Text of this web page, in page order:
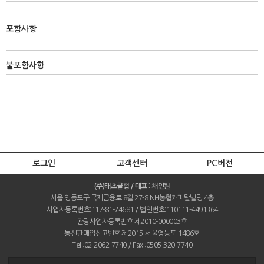
포함사항
불포함사항
로그인 고객센터 PC버전
(주)태초클럽 / 대표 : 채인원
서울 영등포구 국제금융로 8길 27-8 NH농협캐피탈빌딩 4층
사업자등록번호:117-81-74681 / 법인번호:110111-4491364
관광사업자등록번호 제2010-000003호
통신판매업신고번호 제2015-서울영등포-1486호
Tel :02-2062-7740 / Fax :0505-320-7740